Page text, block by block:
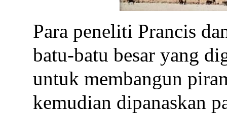
Para peneliti Prancis
batu-batu besar yang
untuk membangun
kemudian dipanaskan